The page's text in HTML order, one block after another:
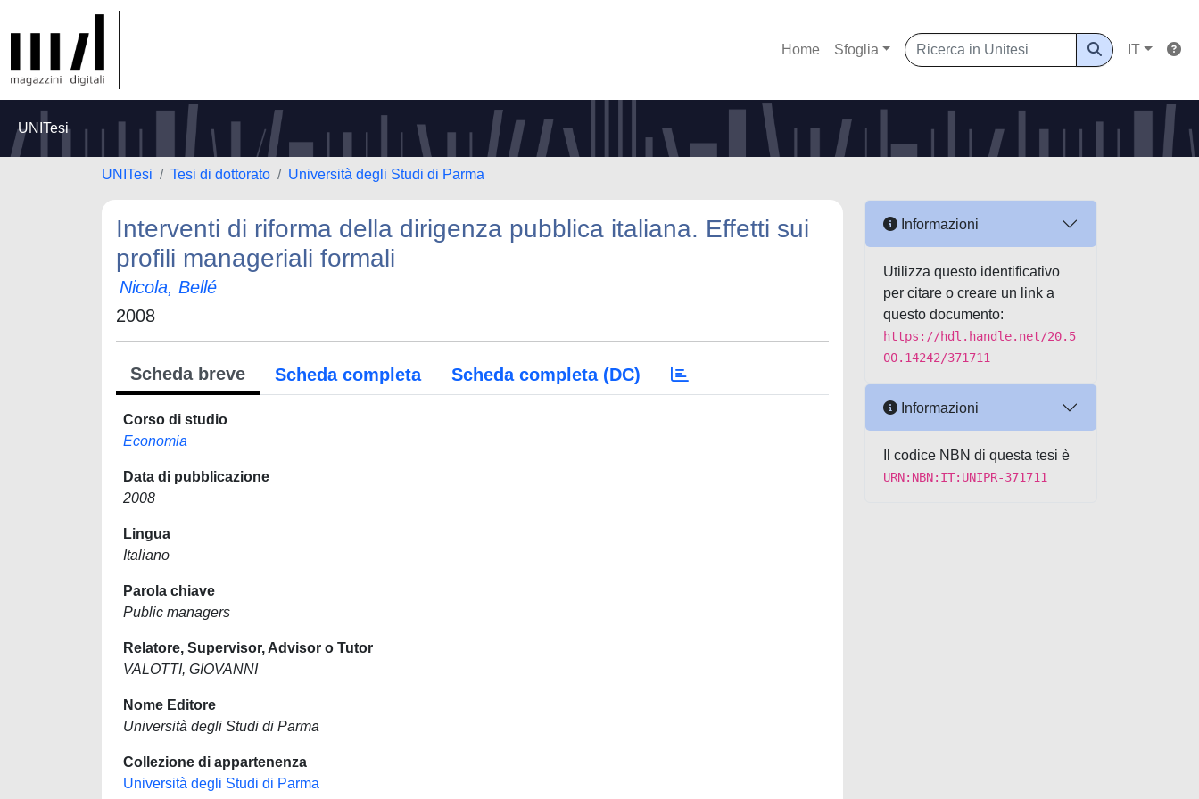
Home Sfoglia IT
UNITesi
UNITesi Tesi di dottorato Università degli Studi di Parma
Interventi di riforma della dirigenza pubblica italiana. Effetti sui
profili manageriali formali
Nicola, Bellé
2008
Scheda breve Scheda completa Scheda completa (DC)
Corso di studio
Economia
Data di pubblicazione
2008
Lingua
Italiano
Parola chiave
Public managers
Relatore, Supervisor, Advisor o Tutor
VALOTTI, GIOVANNI
Nome Editore
Università degli Studi di Parma
Collezione di appartenenza
Università degli Studi di Parma
Informazioni
Utilizza questo identificativo
per citare o creare un link a
questo documento:
https://hdl.handle.net/20.5
00.14242/371711
Informazioni
Il codice NBN di questa tesi è
URN:NBN:IT:UNIPR-371711